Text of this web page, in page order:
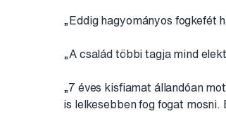
„Eddig hagyományos fogkefét
„A család többi tagja mind
„7 éves kisfiamat állandóan
is lelkesebben fog fogat mosni.